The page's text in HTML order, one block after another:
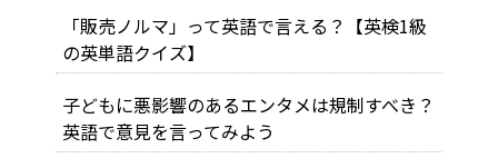
「販売ノルマ」って英語で言える？【英検1級
の英単語クイズ】
子どもに悪影響のあるエンタメは規制すべき？
英語で意見を言ってみよう